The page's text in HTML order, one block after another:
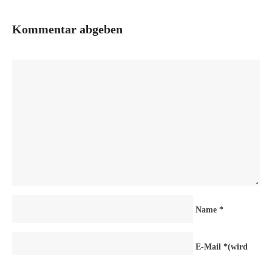
Kommentar abgeben
Name *
E-Mail *(wird